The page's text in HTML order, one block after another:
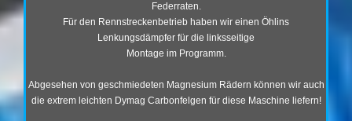
Federraten.
Für den Rennstreckenbetrieb haben wir einen Öhlins
Lenkungsdämpfer für die linksseitige
Montage im Programm.
Abgesehen von geschmiedeten Magnesium Rädern können wir auch
die extrem leichten Dymag Carbonfelgen für diese Maschine liefern!